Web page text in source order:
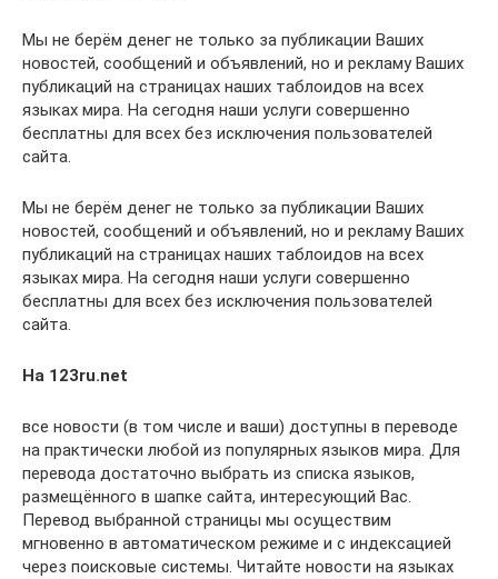
Мы не берём денег не только за публикации Ваших
новостей, сообщений и объявлений, но и рекламу Ваших
публикаций на страницах наших таблоидов на всех
языках мира. На сегодня наши услуги совершенно
бесплатны для всех без исключения пользователей
сайта.
Мы не берём денег не только за публикации Ваших
новостей, сообщений и объявлений, но и рекламу Ваших
публикаций на страницах наших таблоидов на всех
языках мира. На сегодня наши услуги совершенно
бесплатны для всех без исключения пользователей
сайта.
На 123ru.net
все новости (в том числе и ваши) доступны в переводе
на практически любой из популярных языков мира. Для
перевода достаточно выбрать из списка языков,
размещённого в шапке сайта, интересующий Вас.
Перевод выбранной страницы мы осуществим
мгновенно в автоматическом режиме и с индексацией
через поисковые системы. Читайте новости на языках